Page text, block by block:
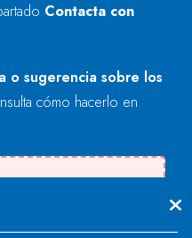
Contacta con
o sugerencia sobre los
cómo hacerlo en